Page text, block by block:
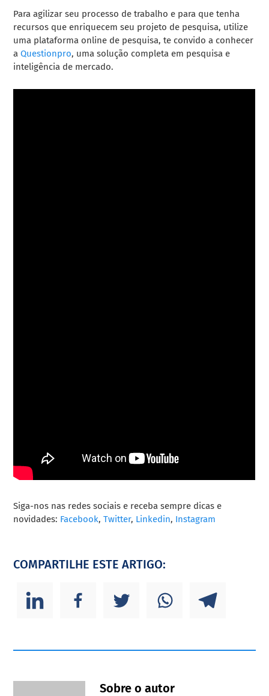
Para agilizar seu processo de trabalho e para que tenha
recursos que enriquecem seu projeto de pesquisa, utilize
uma plataforma online de pesquisa, te convido a conhecer
a Questionpro, uma solução completa em pesquisa e
inteligência de mercado.
Siga-nos nas redes sociais e receba sempre dicas e
novidades: Facebook, Twitter, Linkedin, Instagram
COMPARTILHE ESTE ARTIGO:
Sobre o autor